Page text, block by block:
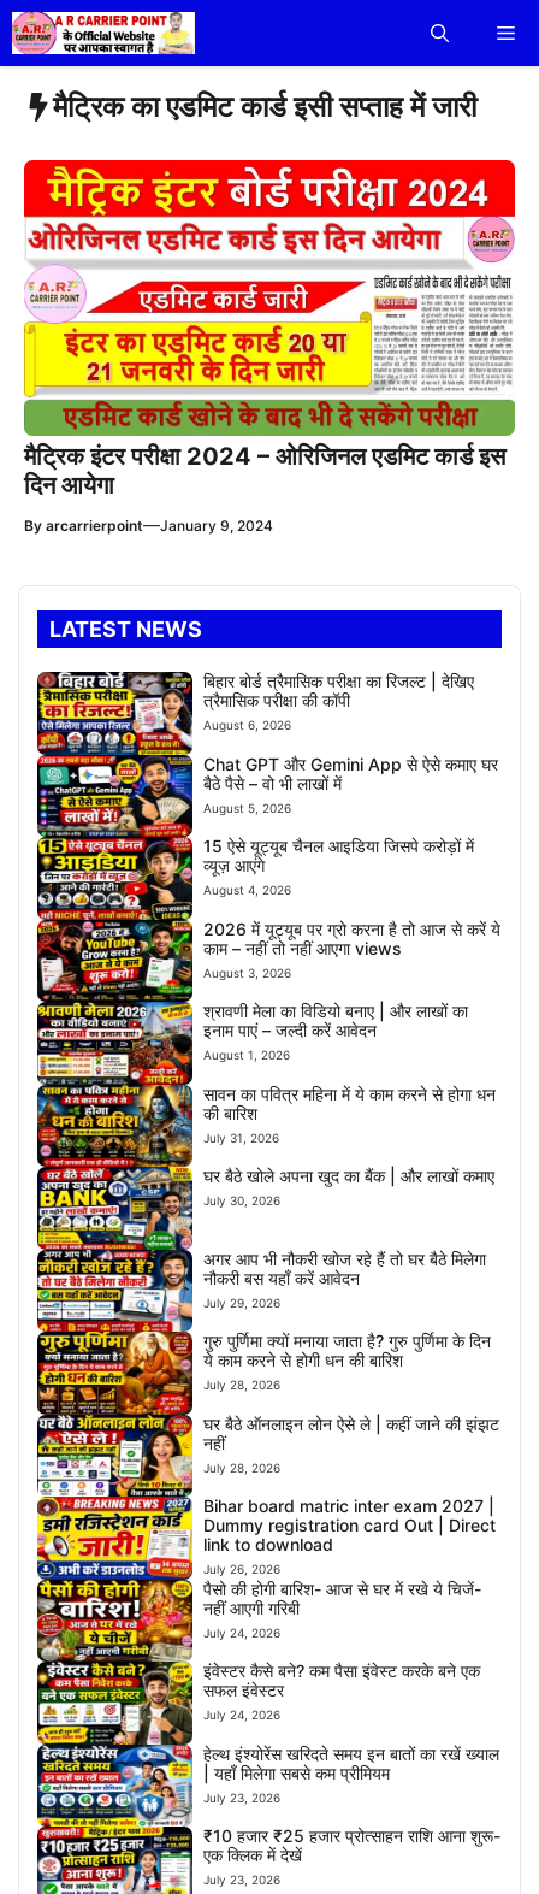
Skip
to
content
मैट्रिक का एडमिट कार्ड इसी सप्ताह में जारी
मैट्रिक इंटर परीक्षा 2024 – ओरिजिनल एडमिट कार्ड इस
दिन आयेगा
By arcarrierpoint—January 9, 2024
LATEST NEWS
बिहार बोर्ड त्रैमासिक परीक्षा का रिजल्ट | देखिए
त्रैमासिक परीक्षा की कॉपी
August 6, 2026
Chat GPT और Gemini App से ऐसे कमाए घर
बैठे पैसे – वो भी लाखों में
August 5, 2026
15 ऐसे यूट्यूब चैनल आइडिया जिसपे करोड़ों में
व्यूज़ आएंगे
August 4, 2026
2026 में यूट्यूब पर ग्रो करना है तो आज से करें ये
काम – नहीं तो नहीं आएगा views
August 3, 2026
श्रावणी मेला का विडियो बनाए | और लाखों का
इनाम पाएं – जल्दी करें आवेदन
August 1, 2026
सावन का पवित्र महिना में ये काम करने से होगा धन
की बारिश
July 31, 2026
घर बैठे खोले अपना खुद का बैंक | और लाखों कमाए
July 30, 2026
अगर आप भी नौकरी खोज रहे हैं तो घर बैठे मिलेगा
नौकरी बस यहाँ करें आवेदन
July 29, 2026
गुरु पुर्णिमा क्यों मनाया जाता है? गुरु पुर्णिमा के दिन
ये काम करने से होगी धन की बारिश
July 28, 2026
घर बैठे ऑनलाइन लोन ऐसे ले | कहीं जाने की झंझट
नहीं
July 28, 2026
Bihar board matric inter exam 2027 |
Dummy registration card Out | Direct
link to download
July 26, 2026
पैसो की होगी बारिश- आज से घर में रखे ये चिजें-
नहीं आएगी गरिबी
July 24, 2026
इंवेस्टर कैसे बने? कम पैसा इंवेस्ट करके बने एक
सफल इंवेस्टर
July 24, 2026
हेल्थ इंश्योरेंस खरिदते समय इन बातों का रखें ख्याल
| यहाँ मिलेगा सबसे कम प्रीमियम
July 23, 2026
₹10 हजार ₹25 हजार प्रोत्साहन राशि आना शुरू-
एक क्लिक में देखें
July 23, 2026